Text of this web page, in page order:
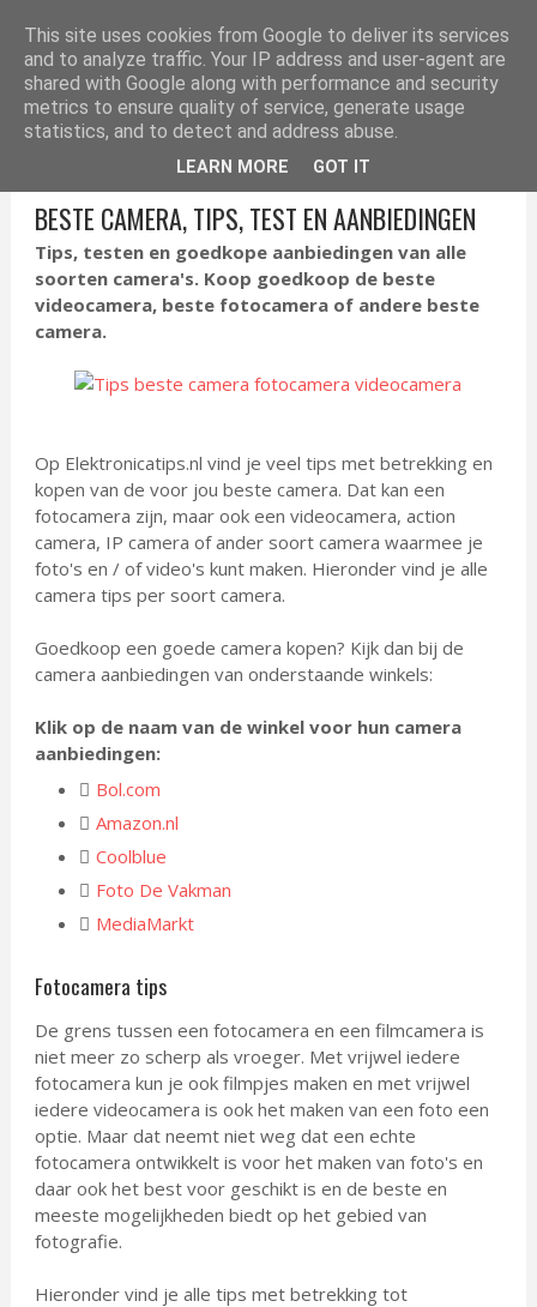
ELEKTRONICA TIPS
BESTE CAMERA, TIPS, TEST EN AANBIEDINGEN
Tips, testen en goedkope aanbiedingen van alle
soorten camera's. Koop goedkoop de beste
videocamera, beste fotocamera of andere beste
camera.
Op Elektronicatips.nl vind je veel tips met betrekking en
kopen van de voor jou beste camera. Dat kan een
fotocamera zijn, maar ook een videocamera, action
camera, IP camera of ander soort camera waarmee je
foto's en / of video's kunt maken. Hieronder vind je alle
camera tips per soort camera.
Goedkoop een goede camera kopen? Kijk dan bij de
camera aanbiedingen van onderstaande winkels:
Klik op de naam van de winkel voor hun camera
aanbiedingen:
Bol.com
Amazon.nl
Coolblue
Foto De Vakman
MediaMarkt
Fotocamera tips
De grens tussen een fotocamera en een filmcamera is
niet meer zo scherp als vroeger. Met vrijwel iedere
fotocamera kun je ook filmpjes maken en met vrijwel
iedere videocamera is ook het maken van een foto een
optie. Maar dat neemt niet weg dat een echte
fotocamera ontwikkelt is voor het maken van foto's en
daar ook het best voor geschikt is en de beste en
meeste mogelijkheden biedt op het gebied van
fotografie.
Hieronder vind je alle tips met betrekking tot
This site uses cookies from Google to deliver its services
and to analyze traffic. Your IP address and user-agent are
shared with Google along with performance and security
metrics to ensure quality of service, generate usage
statistics, and to detect and address abuse.
LEARN MORE GOT IT